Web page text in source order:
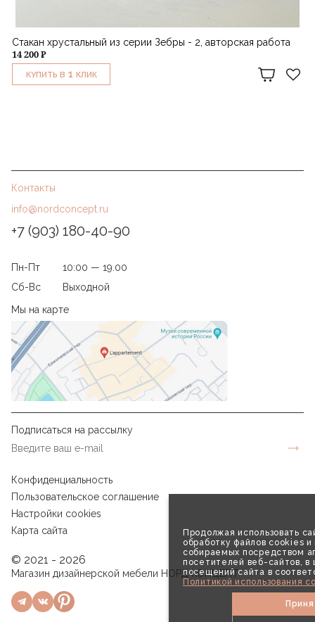
Продолжая использовать
обработку файлов cookies и
собираемых посредством
посетителей веб-сайтов, в
посещений сайта в
Политикой использования
Стакан хрустальный из серии Зебры - 2, авторская работа
14 200 ₽
КУПИТЬ В 1 КЛИК
Контакты
info@nordconcept.ru
+7 (903) 180-40-90
Пн-Пт
10:00 — 19.00
Сб-Вс
Выходной
Мы на карте
Подписаться на рассылку
Конфиденциальность
Пользовательское соглашение
Настройки cookies
Карта сайта
© 2021 - 2026
Магазин дизайнерской мебели НОРД КОНЦЕПТ